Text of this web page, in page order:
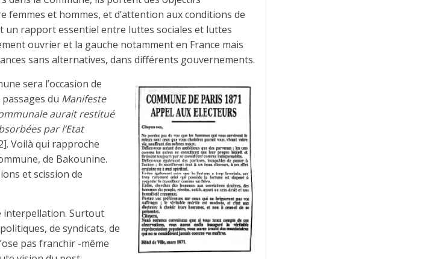
femmes et hommes, et d’attention aux conditions de
un rapport essentiel entre luttes sociales et luttes
ouvrier et la gauche notamment en France mais
sans alternatives, dans différents gouvernements.
sera l’occasion de
du Manifeste
aurait restitué
par l’Etat
Voilà qui rapproche
de Bakounine.
et scission de
interpellation. Surtout
de syndicats, de
pas franchir -même